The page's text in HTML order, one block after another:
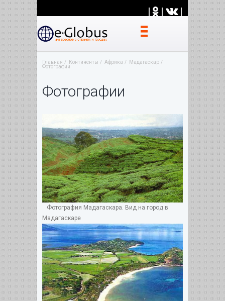
| | |
Главная Континенты Африка
Мадагаскар
Фотографии
Фотографии
Фотография Мадагаскара. Вид на город в
Мадагаскаре